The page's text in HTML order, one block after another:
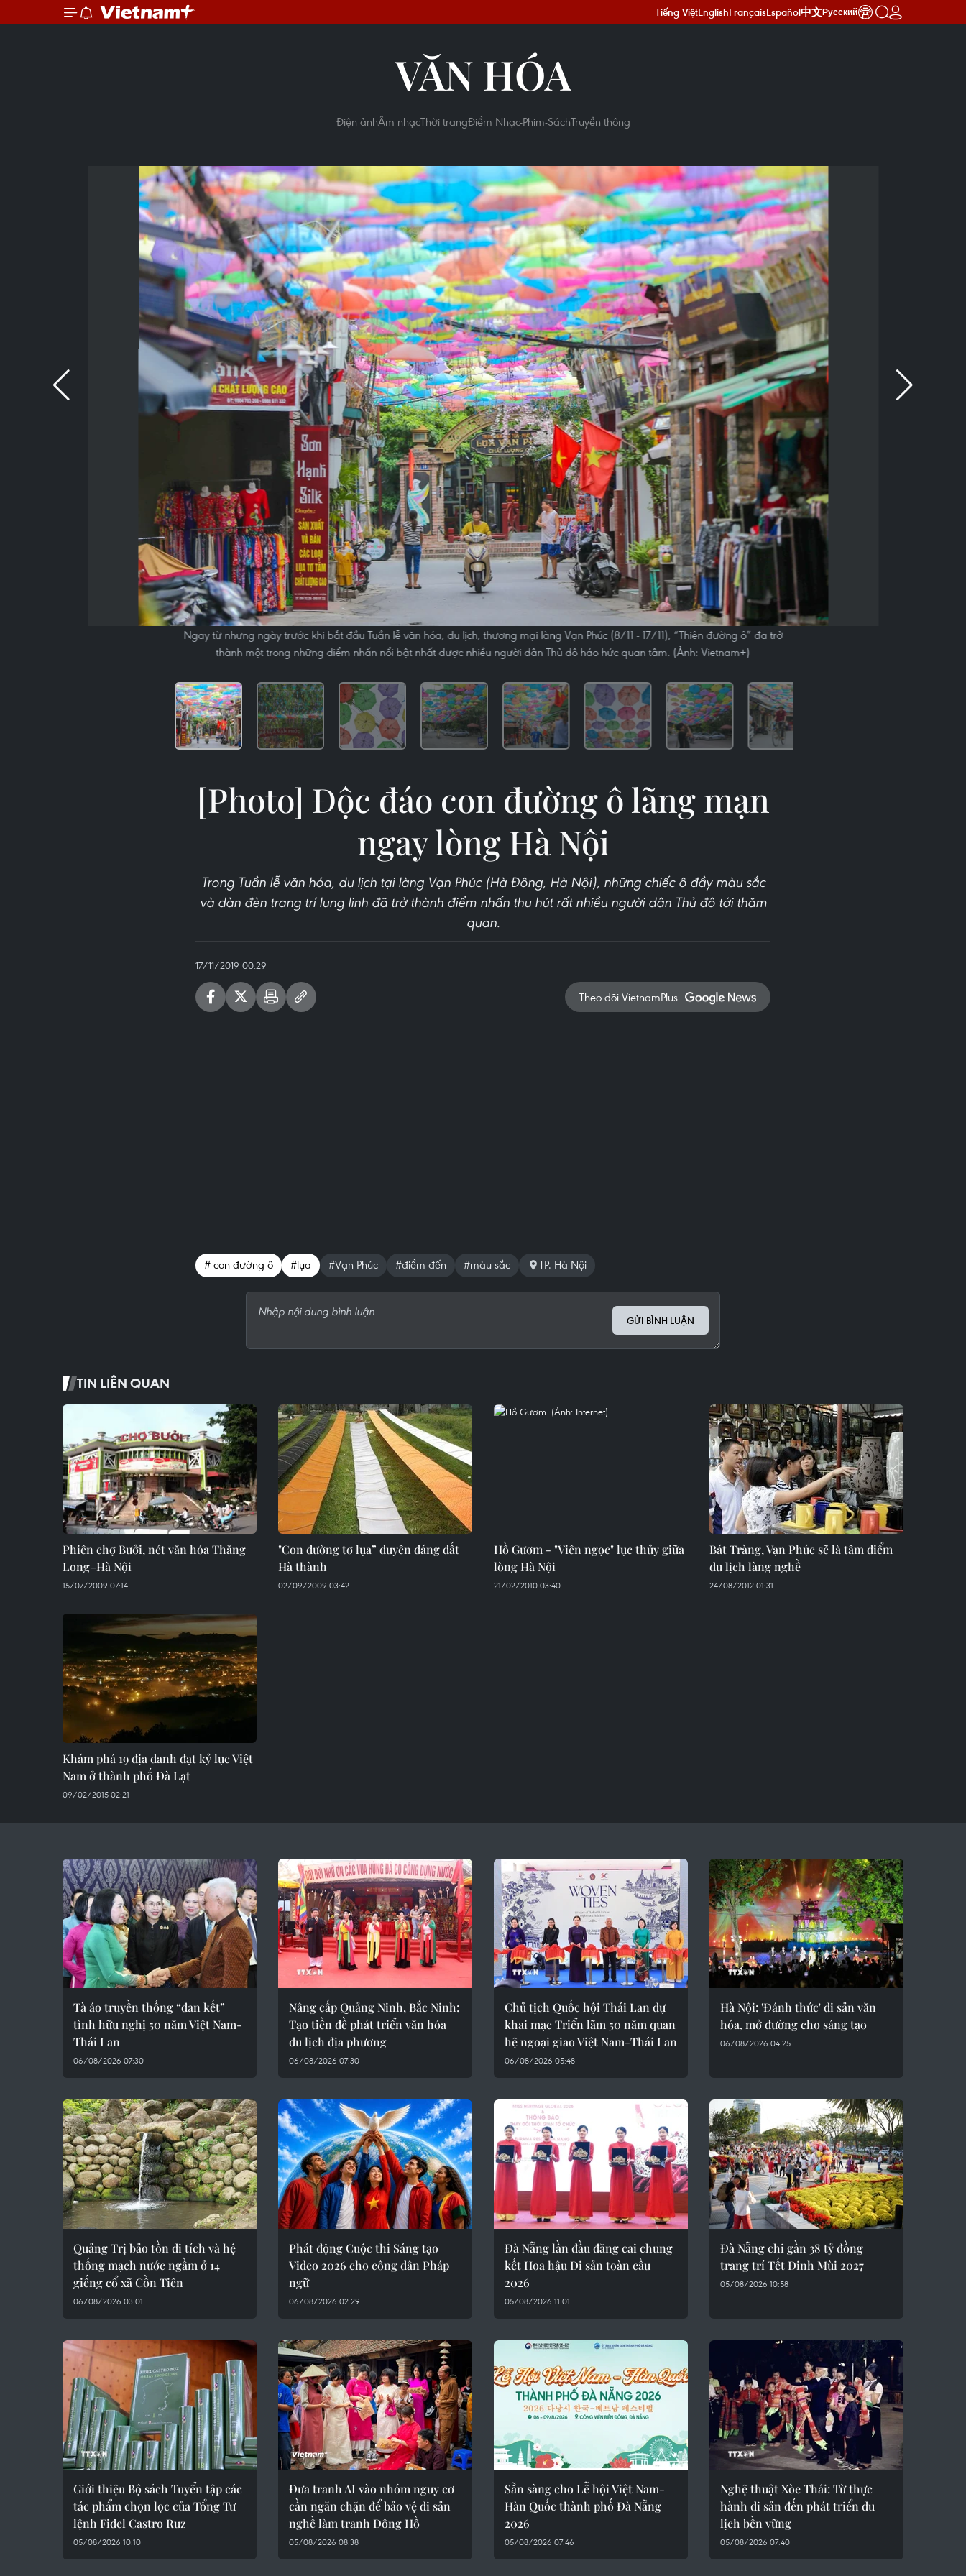
Tiếng ViệtEnglishFrançaisEspañol中文Русский
VĂN HÓA
Điện ảnhÂm nhạcThời trangĐiểm Nhạc-Phim-SáchTruyền thông
Ngay từ những ngày trước khi bắt đầu Tuần lễ văn hóa, du lịch, thương mại làng Vạn Phúc (8/11 - 17/11), “Thiên đường ô” đã trở
thành một trong những điểm nhấn nổi bật nhất được nhiều người dân Thủ đô háo hức quan tâm. (Ảnh: Vietnam+)
[Photo] Độc đáo con đường ô lãng mạn
ngay lòng Hà Nội
Trong Tuần lễ văn hóa, du lịch tại làng Vạn Phúc (Hà Đông, Hà Nội), những chiếc ô đầy màu sắc
và dàn đèn trang trí lung linh đã trở thành điểm nhấn thu hút rất nhiều người dân Thủ đô tới thăm
quan.
17/11/2019 00:29
Theo dõi VietnamPlus
# con đường ô #lụa #Vạn Phúc #điểm đến #màu sắc TP. Hà Nội
GỬI BÌNH LUẬN
TIN LIÊN QUAN
Phiên chợ Bưởi, nét văn hóa Thăng
Long–Hà Nội
15/07/2009 07:14
"Con đường tơ lụa” duyên dáng đất
Hà thành
02/09/2009 03:42
Hồ Gươm - "Viên ngọc" lục thủy giữa
lòng Hà Nội
21/02/2010 03:40
Bát Tràng, Vạn Phúc sẽ là tâm điểm
du lịch làng nghề
24/08/2012 01:31
Khám phá 19 địa danh đạt kỷ lục Việt
Nam ở thành phố Đà Lạt
09/02/2015 02:21
Tà áo truyền thống “đan kết”
tình hữu nghị 50 năm Việt Nam-
Thái Lan
06/08/2026 07:30
Nâng cấp Quảng Ninh, Bắc Ninh:
Tạo tiền đề phát triển văn hóa
du lịch địa phương
06/08/2026 07:30
Chủ tịch Quốc hội Thái Lan dự
khai mạc Triển lãm 50 năm quan
hệ ngoại giao Việt Nam-Thái Lan
06/08/2026 05:48
Hà Nội: 'Đánh thức' di sản văn
hóa, mở đường cho sáng tạo
06/08/2026 04:25
Quảng Trị bảo tồn di tích và hệ
thống mạch nước ngầm ở 14
giếng cổ xã Cồn Tiên
06/08/2026 03:01
Phát động Cuộc thi Sáng tạo
Video 2026 cho công dân Pháp
ngữ
06/08/2026 02:29
Đà Nẵng lần đầu đăng cai chung
kết Hoa hậu Di sản toàn cầu
2026
05/08/2026 11:01
Đà Nẵng chi gần 38 tỷ đồng
trang trí Tết Đinh Mùi 2027
05/08/2026 10:58
Giới thiệu Bộ sách Tuyển tập các
tác phẩm chọn lọc của Tổng Tư
lệnh Fidel Castro Ruz
05/08/2026 10:10
Đưa tranh AI vào nhóm nguy cơ
cần ngăn chặn để bảo vệ di sản
nghề làm tranh Đông Hồ
05/08/2026 08:38
Sẵn sàng cho Lễ hội Việt Nam-
Hàn Quốc thành phố Đà Nẵng
2026
05/08/2026 07:46
Nghệ thuật Xòe Thái: Từ thực
hành di sản đến phát triển du
lịch bền vững
05/08/2026 07:40